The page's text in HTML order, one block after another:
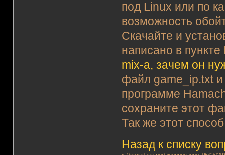
под Linux или по
возможность
Скачайте и
написано в
mix-а, зачем он
файл game_ip.txt и
программе
сохраните этот
Так же этот
Назад к списку